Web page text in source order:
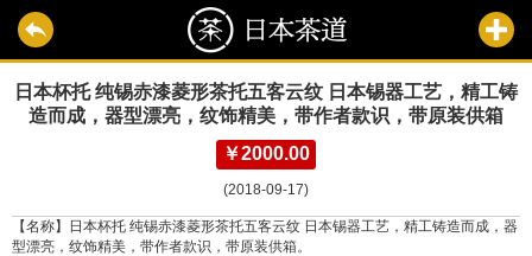
日本杯托 纯锡赤漆菱形茶托五客云纹 日本锡器工艺，精工铸
造而成，器型漂亮，纹饰精美，带作者款识，带原装供箱
￥2000.00
(2018-09-17)
【名称】日本杯托 纯锡赤漆菱形茶托五客云纹 日本锡器工艺，精工铸造而成，器
型漂亮，纹饰精美，带作者款识，带原装供箱。